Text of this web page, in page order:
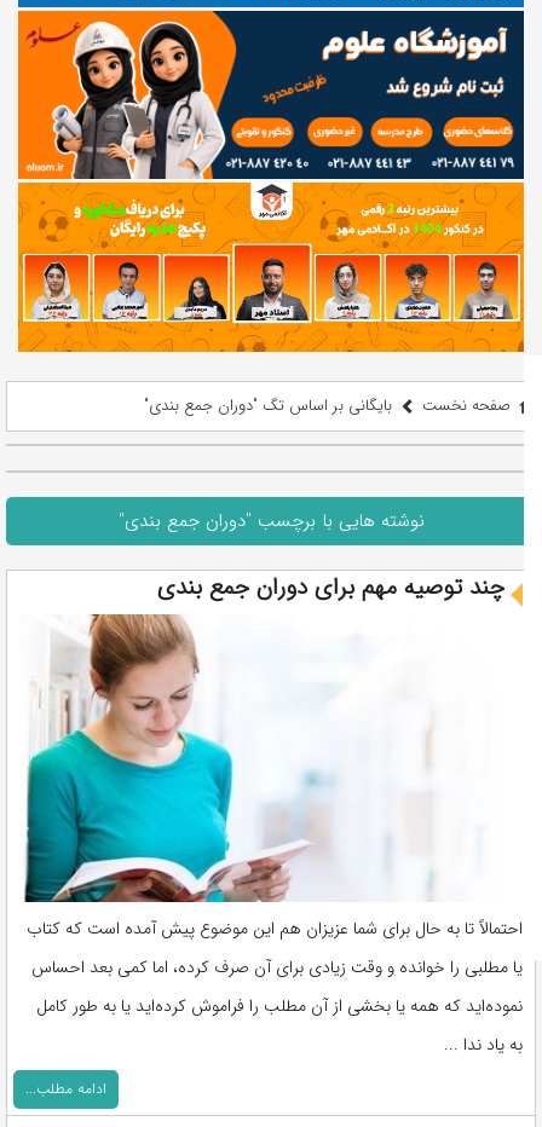
صفحه نخست بایگانی بر اساس تگ "دوران جمع بندی"
نوشته هایی با برچسب "دوران جمع بندی"
چند توصیه مهم برای دوران جمع بندی
احتمالاً تا به حال برای شما عزیزان هم این موضوع پیش آمده است که کتاب
یا مطلبی را خوانده و وقت زیادی برای آن صرف کرده، اما کمی بعد احساس
نموده‌اید که همه یا بخشی از آن مطلب را فراموش کرده‌اید یا به طور کامل
به یاد ندا ...
ادامه مطلب...